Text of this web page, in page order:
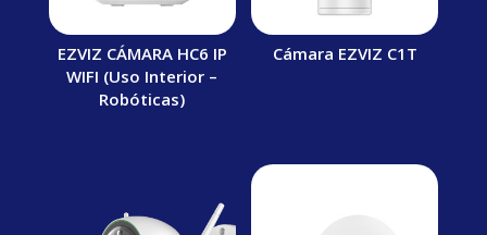
EZVIZ CÁMARA HC6 IP
WIFI (Uso Interior –
Robóticas)
Cámara EZVIZ C1T